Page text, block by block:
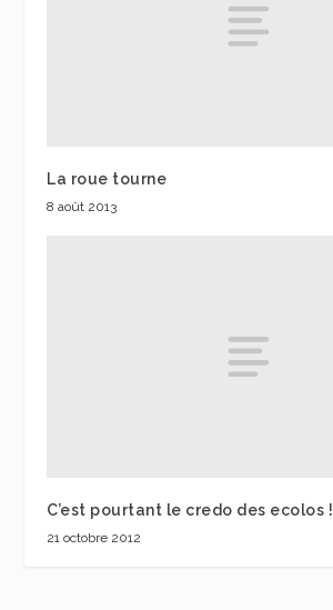
La roue tourne
8 août 2013
C’est pourtant le credo des ecolos !
21 octobre 2012